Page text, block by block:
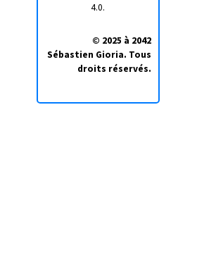
4.0.
© 2025 à 2042
Sébastien Gioria. Tous
droits réservés.